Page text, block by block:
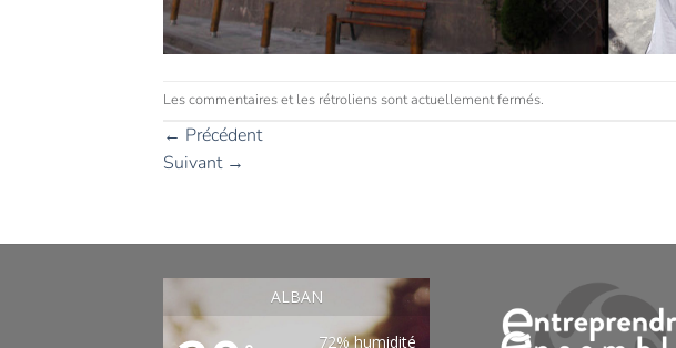
Les commentaires et les rétroliens sont actuellement fermés.
← Précédent
Suivant →
ALBAN
72% humidité